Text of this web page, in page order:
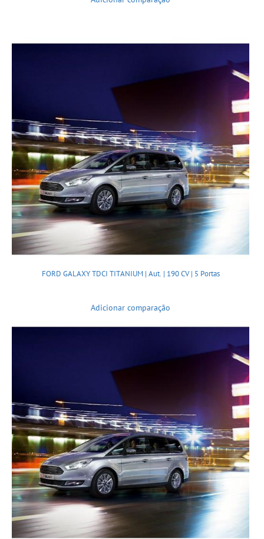
FORD GALAXY TDCI TITANIUM | Aut. | 190 CV | 5 Portas
Adicionar comparação